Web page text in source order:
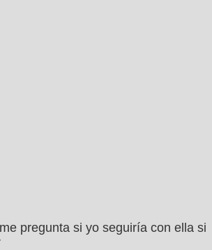
pregunta si yo seguiría con ella si